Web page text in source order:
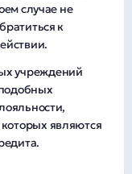
случае не
к
учреждений
являются